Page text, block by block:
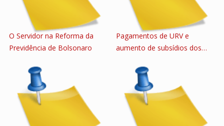
O Servidor na Reforma da
Previdência de Bolsonaro
Pagamentos de URV e
aumento de subsídios dos…